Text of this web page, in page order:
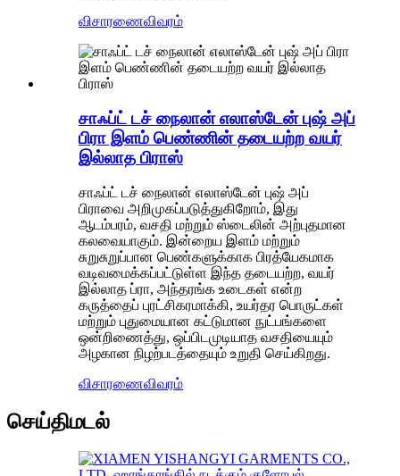
விசாரணைவிவரம்
சாஃப்ட் டச் நைலான் எலாஸ்டேன் புஷ் அப்
பிரா இளம் பெண்ணின் தடையற்ற வயர்
இல்லாத பிராஸ்
சாஃப்ட் டச் நைலான் எலாஸ்டேன் புஷ் அப்
பிராவை அறிமுகப்படுத்துகிறோம், இது
ஆடம்பரம், வசதி மற்றும் ஸ்டைலின் அற்புதமான
கலவையாகும். இன்றைய இளம் மற்றும்
சுறுசுறுப்பான பெண்களுக்காக பிரத்யேகமாக
வடிவமைக்கப்பட்டுள்ள இந்த தடையற்ற, வயர்
இல்லாத ப்ரா, அந்தரங்க உடைகள் என்ற
கருத்தைப் புரட்சிகரமாக்கி, உயர்தர பொருட்கள்
மற்றும் புதுமையான கட்டுமான நுட்பங்களை
ஒன்றிணைத்து, ஒப்பிடமுடியாத வசதியையும்
அழகான நிழற்படத்தையும் உறுதி செய்கிறது.
விசாரணைவிவரம்
செய்திமடல்